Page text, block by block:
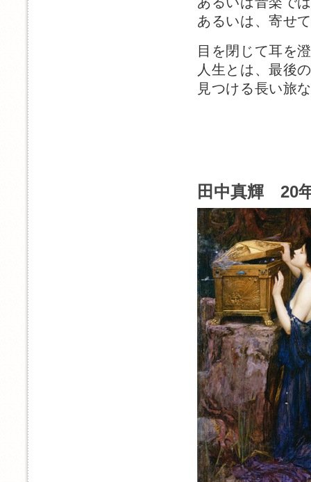
あるいは、寄せ
目を閉じて耳を
人生とは、最後
見つける長い旅
田中真輝 20